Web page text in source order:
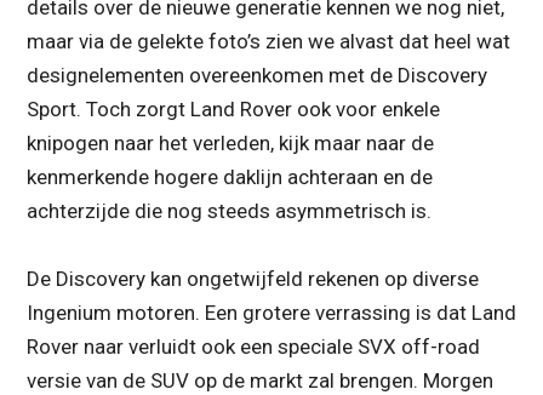
details over de nieuwe generatie kennen we nog niet,
maar via de gelekte foto’s zien we alvast dat heel wat
designelementen overeenkomen met de Discovery
Sport. Toch zorgt Land Rover ook voor enkele
knipogen naar het verleden, kijk maar naar de
kenmerkende hogere daklijn achteraan en de
achterzijde die nog steeds asymmetrisch is.
De Discovery kan ongetwijfeld rekenen op diverse
Ingenium motoren. Een grotere verrassing is dat Land
Rover naar verluidt ook een speciale SVX off-road
versie van de SUV op de markt zal brengen. Morgen